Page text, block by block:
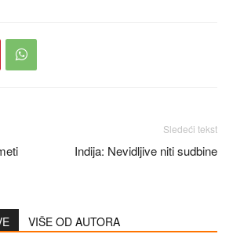
Sledeći tekst
Indija: Nevidljive niti sudbine
VIŠE OD AUTORA